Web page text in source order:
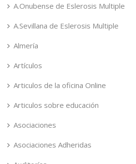
A.Onubense de Eslerosis Multiple
A.Sevillana de Eslerosis Multiple
Almería
Artículos
Articulos de la oficina Online
Articulos sobre educación
Asociaciones
Asociaciones Adheridas